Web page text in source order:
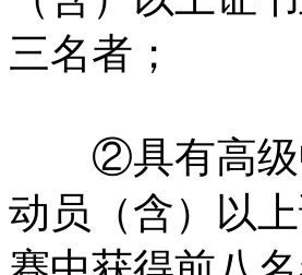
三名者；
②具有高级中
动员（含）以